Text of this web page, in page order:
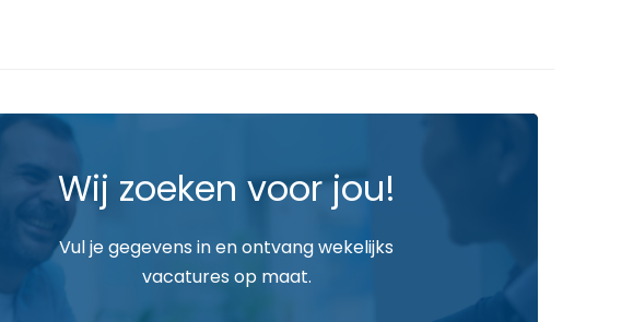
Wij zoeken voor jou!
Vul je gegevens in en ontvang wekelijks
vacatures op maat.